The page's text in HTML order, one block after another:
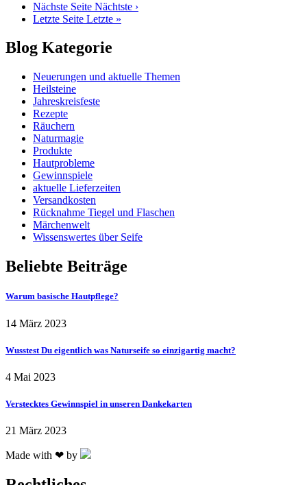
Nächste Seite Nächtste ›
Letzte Seite Letzte »
Blog Kategorie
Neuerungen und aktuelle Themen
Heilsteine
Jahreskreisfeste
Rezepte
Räuchern
Naturmagie
Produkte
Hautprobleme
Gewinnspiele
aktuelle Lieferzeiten
Versandkosten
Rücknahme Tiegel und Flaschen
Märchenwelt
Wissenswertes über Seife
Beliebte Beiträge
Warum basische Hautpflege?
14 März 2023
Wusstest Du eigentlich was Naturseife so einzigartig macht?
4 Mai 2023
Verstecktes Gewinnspiel in unseren Dankekarten
21 März 2023
Made with ❤ by